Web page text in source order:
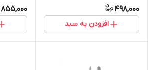
498,000
افزودن به سبد
855,000